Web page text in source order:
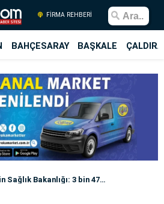
FİRMA REHBERİ
BAHÇESARAY BAŞKALE
Bakanlığı: 3 bin 478 sivil öldü, 12 bin 65 sivil yaralandı